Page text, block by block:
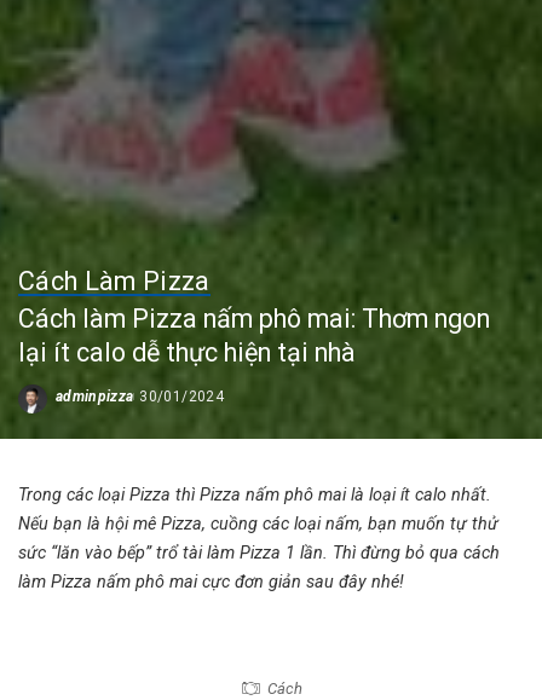
Cách Làm Pizza
Cách làm Pizza nấm phô mai: Thơm ngon
lại ít calo dễ thực hiện tại nhà
Posted
adminpizza 30/01/2024
Trong các loại Pizza thì Pizza nấm phô mai là loại ít calo nhất.
Nếu bạn là hội mê Pizza, cuồng các loại nấm, bạn muốn tự thử
sức “lăn vào bếp” trổ tài làm Pizza 1 lần. Thì đừng bỏ qua cách
làm Pizza nấm phô maicực đơn giản sau đây nhé!
Cách